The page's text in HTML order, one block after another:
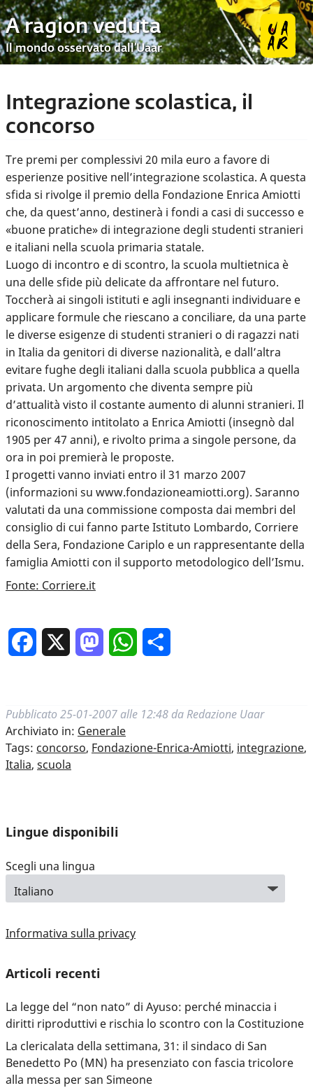
A ragion veduta
Il mondo osservato dall’Uaar
Integrazione scolastica, il
concorso
Tre premi per complessivi 20 mila euro a favore di
esperienze positive nell’integrazione scolastica. A questa
sfida si rivolge il premio della Fondazione Enrica Amiotti
che, da quest’anno, destinerà i fondi a casi di successo e
«buone pratiche» di integrazione degli studenti stranieri
e italiani nella scuola primaria statale.
Luogo di incontro e di scontro, la scuola multietnica è
una delle sfide più delicate da affrontare nel futuro.
Toccherà ai singoli istituti e agli insegnanti individuare e
applicare formule che riescano a conciliare, da una parte
le diverse esigenze di studenti stranieri o di ragazzi nati
in Italia da genitori di diverse nazionalità, e dall’altra
evitare fughe degli italiani dalla scuola pubblica a quella
privata. Un argomento che diventa sempre più
d’attualità visto il costante aumento di alunni stranieri. Il
riconoscimento intitolato a Enrica Amiotti (insegnò dal
1905 per 47 anni), e rivolto prima a singole persone, da
ora in poi premierà le proposte.
I progetti vanno inviati entro il 31 marzo 2007
(informazioni su www.fondazioneamiotti.org). Saranno
valutati da una commissione composta dai membri del
consiglio di cui fanno parte Istituto Lombardo, Corriere
della Sera, Fondazione Cariplo e un rappresentante della
famiglia Amiotti con il supporto metodologico dell’Ismu.
Fonte: Corriere.it
Facebook MastodonWhatsApp
Pubblicato 25-01-2007 alle 12:48 da Redazione Uaar
Archiviato in: Generale
Tags: concorso, Fondazione-Enrica-Amiotti, integrazione,
Italia, scuola
Lingue disponibili
Scegli una lingua
Informativa sulla privacy
Articoli recenti
La legge del “non nato” di Ayuso: perché minaccia i
diritti riproduttivi e rischia lo scontro con la Costituzione
La clericalata della settimana, 31: il sindaco di San
Benedetto Po (MN) ha presenziato con fascia tricolore
alla messa per san Simeone